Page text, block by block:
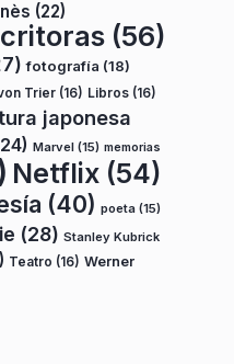
(22)
(56)
fotografía (18)
Trier (16) Libros (16)
japonesa
Marvel (15) memorias
Netflix (54)
(40) poeta (15)
(28) Stanley Kubrick
Teatro (16) Werner